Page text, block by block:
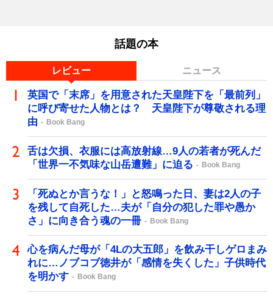
話題の本
レビュー ニュース
英国で「末席」を用意された天皇陛下を「最前列」
に呼び寄せた人物とは？ 天皇陛下が尊敬される理
由
Book Bang
舌は欠損、衣服には高放射線…9人の若者が死んだ
「世界一不気味な山岳遭難」に迫る
Book Bang
「死ぬとか言うな！」と怒鳴った日、妻は2人の子
を残して自死した…夫が「自分の犯した罪や愚か
さ」に向き合う魂の一冊
Book Bang
心を病んだ母が「4Lの大五郎」を飲み干しゲロまみ
れに…ノブコブ徳井が「感情を失くした」子供時代
を明かす
Book Bang